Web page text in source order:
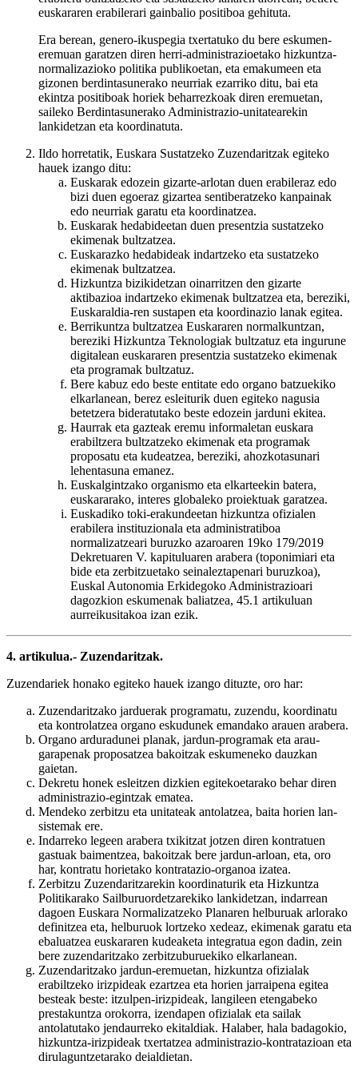
euskararen erabilerari gainbalio positiboa gehituta.
Era berean, genero-ikuspegia txertatuko du bere eskumen-
eremuan garatzen diren herri-administrazioetako hizkuntza-
normalizazioko politika publikoetan, eta emakumeen eta
gizonen berdintasunerako neurriak ezarriko ditu, bai eta
ekintza positiboak horiek beharrezkoak diren eremuetan,
saileko Berdintasunerako Administrazio-unitatearekin
lankidetzan eta koordinatuta.
Ildo horretatik, Euskara Sustatzeko Zuzendaritzak egiteko
hauek izango ditu:
Euskarak edozein gizarte-arlotan duen erabileraz edo
bizi duen egoeraz gizartea sentiberatzeko kanpainak
edo neurriak garatu eta koordinatzea.
Euskarak hedabideetan duen presentzia sustatzeko
ekimenak bultzatzea.
Euskarazko hedabideak indartzeko eta sustatzeko
ekimenak bultzatzea.
Hizkuntza bizikidetzan oinarritzen den gizarte
aktibazioa indartzeko ekimenak bultzatzea eta, bereziki,
Euskaraldia-ren sustapen eta koordinazio lanak egitea.
Berrikuntza bultzatzea Euskararen normalkuntzan,
bereziki Hizkuntza Teknologiak bultzatuz eta ingurune
digitalean euskararen presentzia sustatzeko ekimenak
eta programak bultzatuz.
Bere kabuz edo beste entitate edo organo batzuekiko
elkarlanean, berez esleiturik duen egiteko nagusia
betetzera bideratutako beste edozein jarduni ekitea.
Haurrak eta gazteak eremu informaletan euskara
erabiltzera bultzatzeko ekimenak eta programak
proposatu eta kudeatzea, bereziki, ahozkotasunari
lehentasuna emanez.
Euskalgintzako organismo eta elkarteekin batera,
euskararako, interes globaleko proiektuak garatzea.
Euskadiko toki-erakundeetan hizkuntza ofizialen
erabilera instituzionala eta administratiboa
normalizatzeari buruzko azaroaren 19ko 179/2019
Dekretuaren V. kapituluaren arabera (toponimiari eta
bide eta zerbitzuetako seinaleztapenari buruzkoa),
Euskal Autonomia Erkidegoko Administrazioari
dagozkion eskumenak baliatzea, 45.1 artikuluan
aurreikusitakoa izan ezik.
4. artikulua.- Zuzendaritzak.
Zuzendariek honako egiteko hauek izango dituzte, oro har:
Zuzendaritzako jarduerak programatu, zuzendu, koordinatu
eta kontrolatzea organo eskudunek emandako arauen arabera.
Organo arduradunei planak, jardun-programak eta arau-
garapenak proposatzea bakoitzak eskumeneko dauzkan
gaietan.
Dekretu honek esleitzen dizkien egitekoetarako behar diren
administrazio-egintzak ematea.
Mendeko zerbitzu eta unitateak antolatzea, baita horien lan-
sistemak ere.
Indarreko legeen arabera txikitzat jotzen diren kontratuen
gastuak baimentzea, bakoitzak bere jardun-arloan, eta, oro
har, kontratu horietako kontratazio-organoa izatea.
Zerbitzu Zuzendaritzarekin koordinaturik eta Hizkuntza
Politikarako Sailburuordetzarekiko lankidetzan, indarrean
dagoen Euskara Normalizatzeko Planaren helburuak arlorako
definitzea eta, helburuok lortzeko xedeaz, ekimenak garatu eta
ebaluatzea euskararen kudeaketa integratua egon dadin, zein
bere zuzendaritzako zerbitzuburuekiko elkarlanean.
Zuzendaritzako jardun-eremuetan, hizkuntza ofizialak
erabiltzeko irizpideak ezartzea eta horien jarraipena egitea
besteak beste: itzulpen-irizpideak, langileen etengabeko
prestakuntza orokorra, izendapen ofizialak eta sailak
antolatutako jendaurreko ekitaldiak. Halaber, hala badagokio,
hizkuntza-irizpideak txertatzea administrazio-kontratazioan eta
dirulaguntzetarako deialdietan.